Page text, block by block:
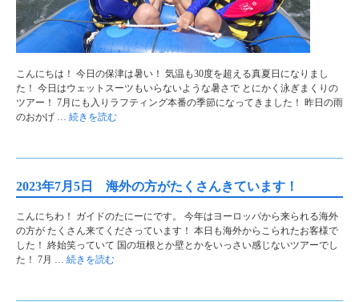
こんにちは！ 今日の保津は暑い！ 気温も30度を超える真夏日になりまし
た！ 今日はウェットスーツもいらないような暑さで とにかく泳ぎまくりの
ツアー！ 7月にも入りラフティング本番の季節になってきました！ 昨日の雨
のおかげ … 続きを読む
2023年7月5日 海外の方がたくさんきています！
こんにちわ！ ガイドのたにーにです。 今年はヨーロッパから来られる海外
の方が たくさん来てくださっています！ 本日も海外からこられたお客様で
した！ 終始笑っていて 国の垣根とか壁とかをいっさい感じないツアーでし
た！ 7月 … 続きを読む